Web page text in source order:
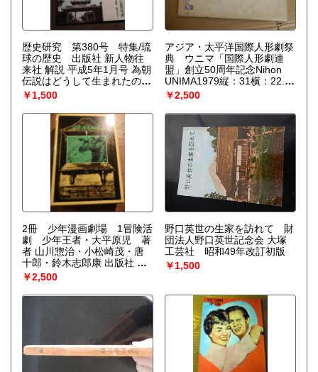
歴史研究 第380号 特集/琉
球の歴史 出版社 新人物往
来社 解説 平成5年1月号 為朝
伝説はどうして生まれたの
か 三山時代から統一王朝
へ 薩摩と琉球使節 琉球
王・尚氏と薩摩島津氏 ほか
￥1,500
アジア・太平洋国際人形劇祭
典 ウニマ「国際人形劇連
盟」創立50周年記念Nihon
UNIMA1979縦：31横：22.5
頁：71フェスティバルプログ
ラム
￥2,500
2冊 少年漫画劇場 1冒険活
劇 少年王者・大平原児 著
者 山川惣治・小松崎茂・唐
十郎・鈴木志郎康 出版社 筑
摩書房 刊行年 1971年初版・
函付き少年漫画劇場8 西部
劇 （サボテン君/弾丸トミ
ー/死神小僧キム)著者 杉浦
茂・白土三平・手塚治虫/鶴
房 刊行年 1971年初版・函付
き
￥2,500
野口英世の生家を訪れて 財
団法人野口英世記念会 大塚
工芸社 昭和49年改訂初版
￥1,500